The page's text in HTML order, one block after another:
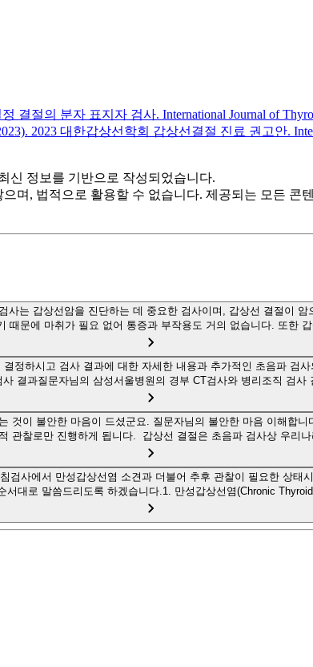
절의 분자 표지자 검사. International Journal of
2023 대한갑상선학회 갑상선결절 진료 권고안.
신 정보를 기반으로 작성되었습니다.
며, 법적으로 활용할 수 없습니다. 제공되는 모든
사는 갑상선암을 진단하는 데 중요한 검사이며, 갑상선 결절이
때문에 마취가 필요 없어 통증과 부작용도 거의 없습니다. 또한
결정하시고 검사 결과에 대한 자세한 내용과 추가적인 초음파 검
결과질문자님의 삼성서울병원의 경부 CT검사와 병리조직 검사
것이 불안한 마음이 드셨군요. 질문자님의 불안한 마음 이해합
관찰로만 진행하게 됩니다. 갑상선 결절은 초음파 검사상 우리
검사에서 만성갑상선염 소견과 더불어 추후 관찰이 필요한 상
대로 말씀드리도록 하겠습니다.1. 만성갑상선염(Chronic